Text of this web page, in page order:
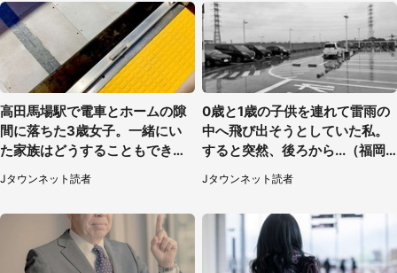
高田馬場駅で電車とホームの隙
間に落ちた3歳女子。一緒にい
た家族はどうすることもできな
くて...（埼玉県・50代女性）
Jタウンネット読者
0歳と1歳の子供を連れて雷雨の
中へ飛び出そうとしていた私。
すると突然、後ろから...（福岡
県・30代女性）
Jタウンネット読者